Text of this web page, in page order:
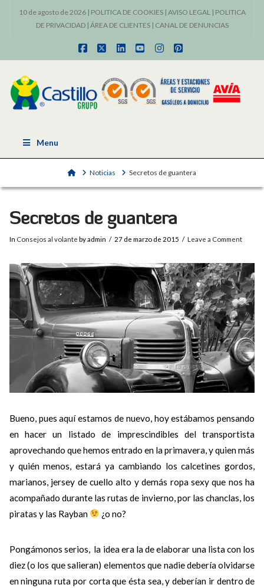
10 de agosto de 2026 | POLITICA DE COOKIES| AVISO LEGAL| POLITICA
DE PRIVACIDAD| ÁREA DE CLIENTES| CANAL DE DENUNCIAS
Facebook
X LinkedInYouTubeInstagram
Pinterest
Menu
HomeNoticias Secretos de guantera
Secretos de guantera
In Consejos al volante by admin 27 de marzo de 2015 Leave a Comment
Bueno, pues aquí estamos de nuevo, hoy estábamos pensando
en hacer un listado de imprescindibles del transportista
aprovechando que hemos entrado en la primavera, y quien más
y quién menos, estará ya cambiando los calcetines gordos,
marianos, jersey de cuello alto y demás ropa sexy que nos ha
acompañado durante las rutas de invierno, por las chanclas, los
piratas y las Rayban
¿o no?
Pongámonos serios, la idea era la de elaborar una lista con los
diez (o los que salieran) elementos que nadie debería olvidarse
en ninguna ruta por corta que ésta sea, y deberían ir dentro de